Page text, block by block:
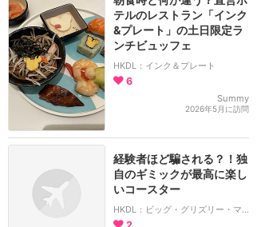
テルのレストラン「インク
&プレート」の土日限定ラ
ンチビュッフェ
HKDL：インク＆プレート
6
Summy
2026年5月に訪問
経験者ほど騙される？！独
自のギミックが最高に楽し
いコースター
HKDL：ビッグ・グリズリー・マウンテン・ラナウェイ・マイン・カー